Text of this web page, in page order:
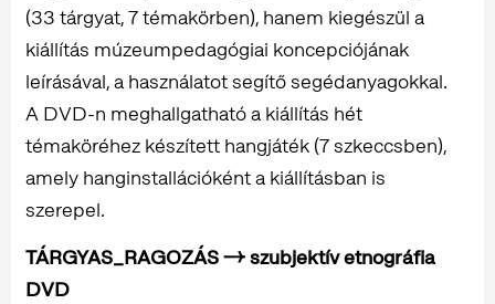
(33 tárgyat, 7 témakörben), hanem kiegészül a
kiállítás múzeumpedagógiai koncepciójának
leírásával, a használatot segítő segédanyagokkal.
A DVD-n meghallgatható a kiállítás hét
témaköréhez készített hangjáték (7 szkeccsben),
amely hanginstallációként a kiállításban is
szerepel.
TÁRGYAS_RAGOZÁS → szubjektív etnográfia
DVD